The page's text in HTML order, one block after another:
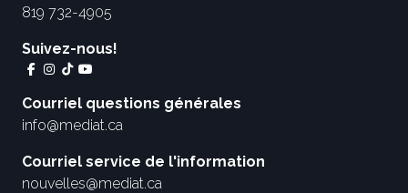
819 732-4905
Suivez-nous!
Courriel questions générales
info@mediat.ca
Courriel service de l'information
nouvelles@mediat.ca